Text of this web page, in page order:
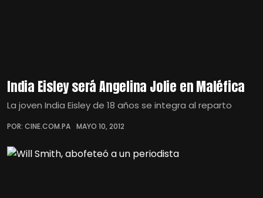
India Eisley será Angelina Jolie en Maléfica
La joven India Eisley de 18 años se integra al reparto
POR: CINE.COM.PA MAYO 10, 2012